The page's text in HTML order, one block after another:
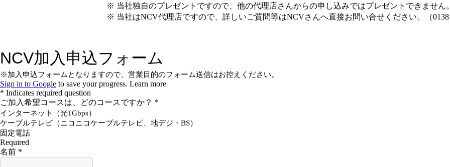
※ 当社独自のプレゼントですので、他の代理店さんからの申し込みではプレゼントできません。
※ 当社はNCV代理店ですので、詳しいご質問等はNCVさんへ直接お問い合せください。
（